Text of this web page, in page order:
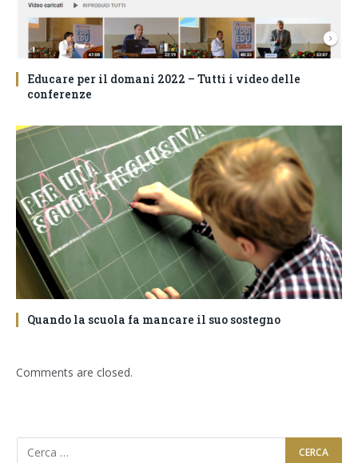
Educare per il domani 2022 – Tutti i video delle
conferenze
Quando la scuola fa mancare il suo sostegno
Comments are closed.